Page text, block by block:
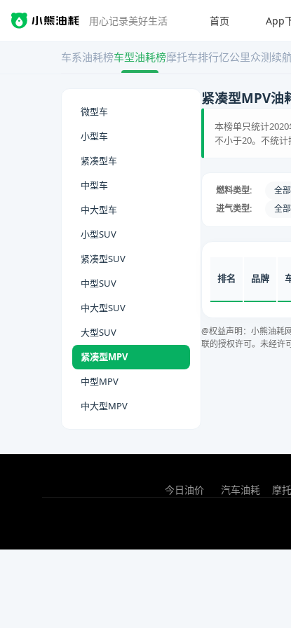
用心记录美好生活 首页 App
车系油耗榜车型油耗榜摩托车排行亿公里众测续
微型车
小型车
紧凑型车
中型车
中大型车
小型SUV
紧凑型SUV
中型SUV
中大型SUV
大型SUV
紧凑型MPV
中型MPV
中大型MPV
紧凑型MPV油
本榜单只统计
不小于20。不统计
燃料类型: 全部
进气类型: 全部
排名 品牌
@权益声明：小熊油耗
联的授权许可。未经许
今日油价 汽车油耗 摩